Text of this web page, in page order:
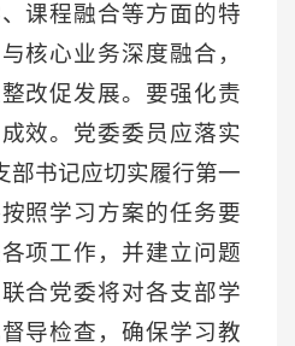
课程融合等方面的特
核心业务深度融合，
改促发展。要强化责
效。党委委员应落实
部书记应切实履行第一
照学习方案的任务要
项工作，并建立问题
合党委将对各支部学
导检查，确保学习教